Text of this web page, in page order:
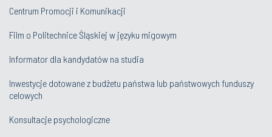
Centrum Promocji i Komunikacji
Film o Politechnice Śląskiej w języku migowym
Informator dla kandydatów na studia
Inwestycje dotowane z budżetu państwa lub państwowych funduszy
celowych
Konsultacje psychologiczne